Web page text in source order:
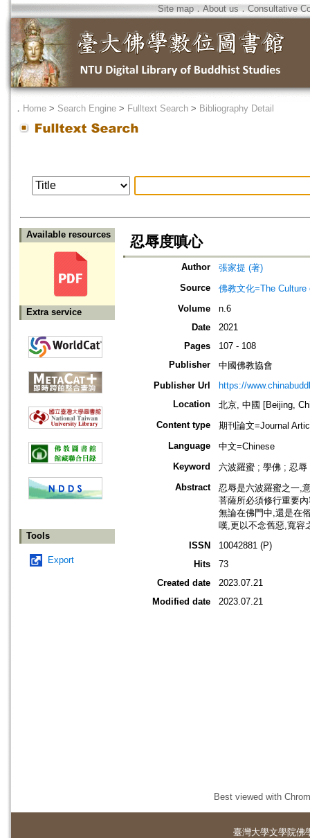
Site map．About us ． Consultative
． Home > Search Engine > Fulltext Search > Bibliography Detail
Available resources
Extra service
Tools
Export
忍辱度嗔心
Author
張家提 (著)
Source
佛教文化=The
Volume
n.6
Date
2021
Pages
107 - 108
Publisher
中國佛教協會
Publisher Url
https://
Location
北京, 中國 [Beijing,
Content type
期刊論文=Journal
Language
中文=Chinese
Keyword
六波羅蜜 ; 學佛 ; 忍
Abstract
忍辱是六波羅蜜之一,
菩薩所必須修行重要
無論在佛門中,還是在
嘆,更以不念舊惡,寬容
ISSN
10042881 (P)
Hits
73
Created date
2023.07.21
Modified date
2023.07.21
Best viewed with
臺灣大學文學院佛